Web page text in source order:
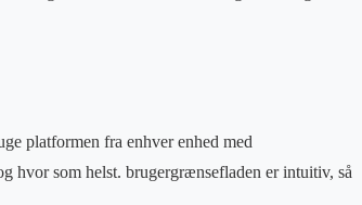
platformen fra enhver enhed med
hvor som helst. brugergrænsefladen er intuitiv, så